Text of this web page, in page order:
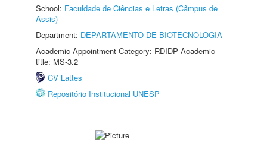
School: Faculdade de Ciências e Letras (Câmpus de
Assis)
Department: DEPARTAMENTO DE BIOTECNOLOGIA
Academic Appointment Category: RDIDP Academic
title: MS-3.2
CV Lattes
Repositório Institucional UNESP